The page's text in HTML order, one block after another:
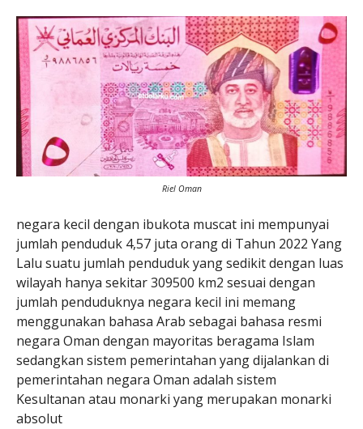
Riel Oman
negara kecil dengan ibukota muscat ini mempunyai
jumlah penduduk 4,57 juta orang di Tahun 2022 Yang
Lalu suatu jumlah penduduk yang sedikit dengan luas
wilayah hanya sekitar 309500 km2 sesuai dengan
jumlah penduduknya negara kecil ini memang
menggunakan bahasa Arab sebagai bahasa resmi
negara Oman dengan mayoritas beragama Islam
sedangkan sistem pemerintahan yang dijalankan di
pemerintahan negara Oman adalah sistem
Kesultanan atau monarki yang merupakan monarki
absolut